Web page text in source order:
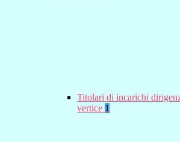
Titolari di incarichi
vertice 1